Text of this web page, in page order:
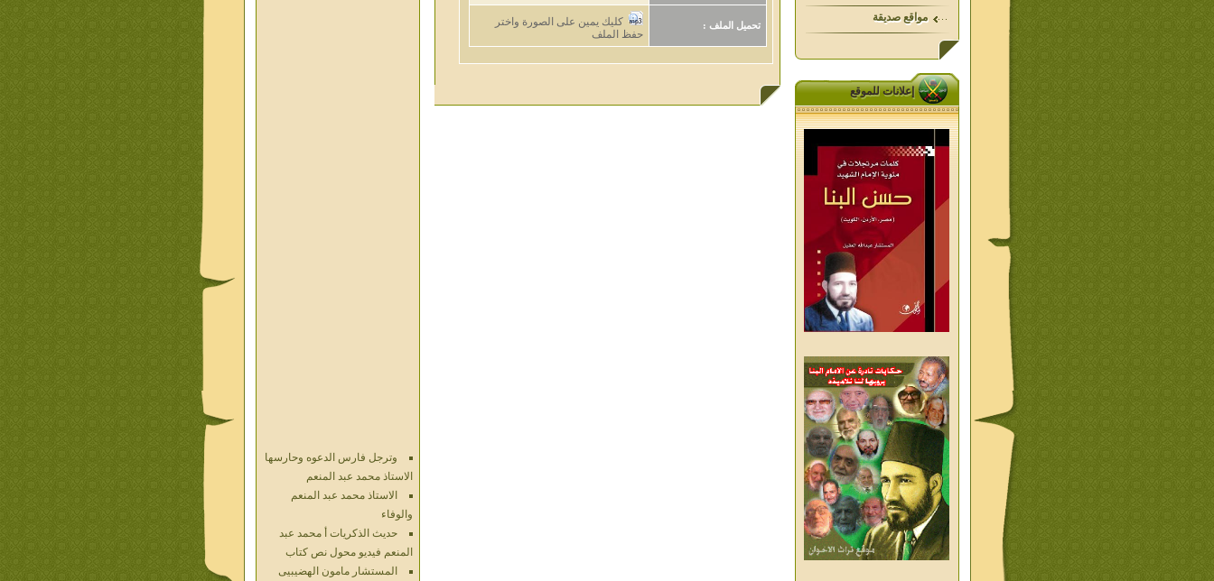
مواقع صديقة
إعلانات للموقع
تحميل الملف :
كليك يمين على الصورة واختر
حفظ الملف
الاستاذ محمد عبد المنعم
والوفاء
حديث الذكريات أ محمد عبد
المنعم فيديو محول نص كتاب
المستشار مامون الهضيبيى
والقضيه الفلسطينيه
العداله الغائبه 1000 شهيد